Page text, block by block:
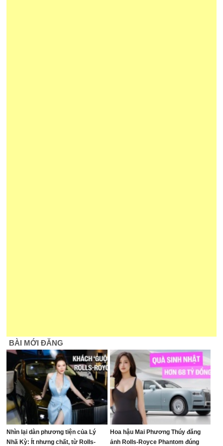
BÀI MỚI ĐĂNG
Nhìn lại dàn phương tiện của Lý
Nhã Kỳ: Ít nhưng chất, từ Rolls-
Hoa hậu Mai Phương Thúy đăng
ảnh Rolls-Royce Phantom đúng